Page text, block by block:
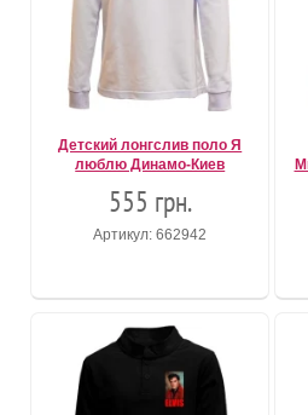
Детский лонгслив поло Я
люблю Динамо-Киев
555 грн.
Артикул: 662942